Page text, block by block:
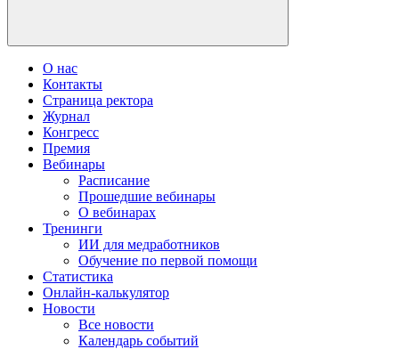
О нас
Контакты
Страница ректора
Журнал
Конгресс
Премия
Вебинары
Расписание
Прошедшие вебинары
О вебинарах
Тренинги
ИИ для медработников
Обучение по первой помощи
Статистика
Онлайн-калькулятор
Новости
Все новости
Календарь событий